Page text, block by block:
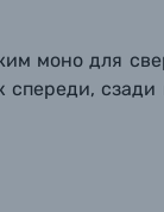
моно для
спереди, сзади